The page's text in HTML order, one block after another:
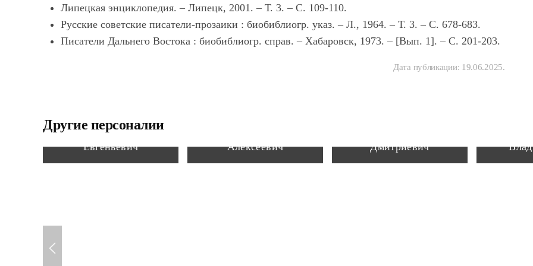
Липецкая энциклопедия. – Липецк, 2001. – Т. 3. – С. 109-110.
Русские советские писатели-прозаики : биобиблиогр. указ. – Л., 1964. – Т. 3. – С. 678-683.
Писатели Дальнего Востока : биобиблиогр. справ. – Хабаровск, 1973. – [Вып. 1]. – С. 201-203.
Дата публикации: 19.06.2025.
Другие персоналии
Фисенко Анатолий
Евгеньевич
Алексеевич
Дмитриевич